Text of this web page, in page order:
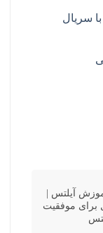
آیلتس |
برای موفقیت